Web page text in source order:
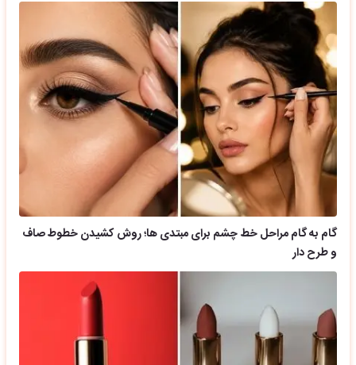
گام به گام مراحل خط چشم برای مبتدی ها؛ روش کشیدن خطوط صاف
و طرح دار